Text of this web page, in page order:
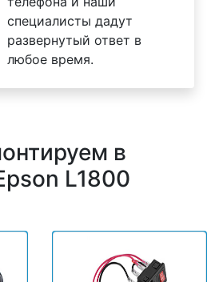
специалисты дадут
развернутый ответ в
любое время.
в
L1800